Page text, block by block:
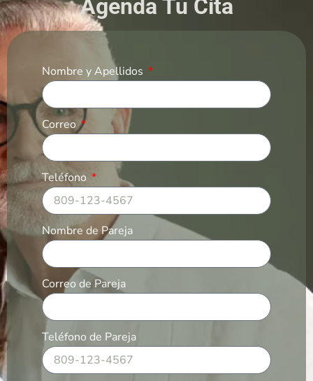
Agenda Tu Cita
Nombre y Apellidos
Correo
Teléfono
Nombre de Pareja
Correo de Pareja
Teléfono de Pareja